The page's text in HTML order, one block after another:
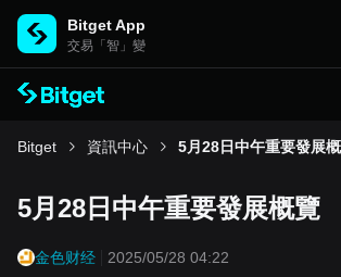
Bitget App
交易「智」變
Bitget 資訊中心 5月28日中午重要發展
5月28日中午重要發展概覽
金色财经 2025/05/28 04:22